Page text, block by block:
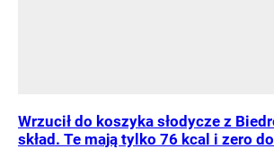
Wrzucił do koszyka słodycze z
skład. Te mają tylko 76 kcal i zero